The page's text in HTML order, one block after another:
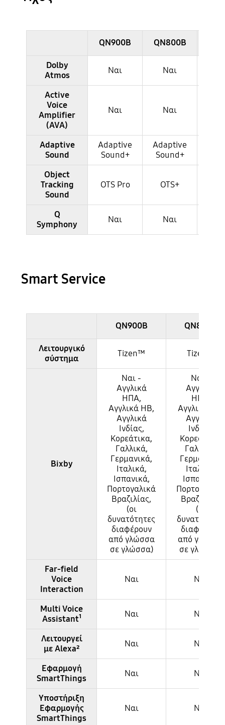
QN900B QN800B
Dolby
Atmos
Ναι Ναι
Active
Voice
Amplifier
(AVA)
Ναι Ναι
Adaptive
Sound
Adaptive
Sound+
Adaptive
Sound+
Object
Tracking
Sound
OTS Pro OTS+
Q
Symphony
Ναι Ναι
Smart Service
QN900B QN800B
Λειτουργικό
σύστημα
Tizen™ Tizen™
Bixby
Ναι -
Αγγλικά
ΗΠΑ,
Αγγλικά ΗΒ,
Αγγλικά
Ινδίας,
Κορεάτικα,
Γαλλικά,
Γερμανικά,
Ιταλικά,
Ισπανικά,
Πορτογαλικά
Βραζιλίας,
(οι
δυνατότητες
διαφέρουν
από γλώσσα
σε γλώσσα)
Ναι -
Αγγλικά
ΗΠΑ,
Αγγλικά ΗΒ,
Αγγλικά
Ινδίας,
Κορεάτικα,
Γαλλικά,
Γερμανικά,
Ιταλικά,
Ισπανικά,
Πορτογαλικά
Βραζιλίας,
(οι
δυνατότητες
διαφέρουν
από γλώσσα
σε γλώσσα)
Far-field
Voice
Interaction
Ναι Ναι
Multi Voice
Assistant¹
Ναι Ναι
Λειτουργεί
με Alexa²
Ναι Ναι
Εφαρμογή
SmartThings
Ναι Ναι
Υποστήριξη
Εφαρμογής
SmartThings
Ναι Ναι